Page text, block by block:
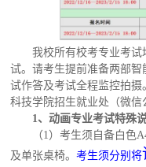
我校所有校考专业考
试。请考生提前准备两部
试作答及考试全程监控拍
科技学院招生就业处（微信
1、动画专业考试特殊
（1）考生须自备白色
及单张桌椅。考生须分别将